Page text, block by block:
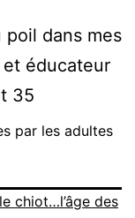
par les adultes
chiot…l’âge des